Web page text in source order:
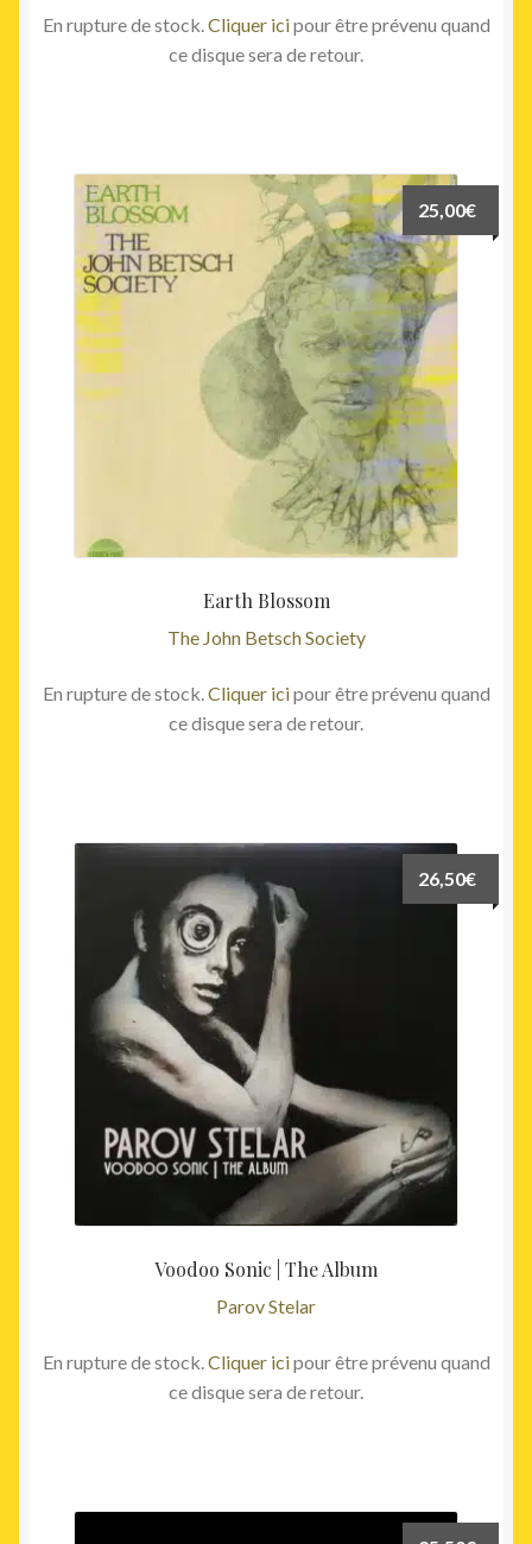
En rupture de stock.Cliquer icipour être prévenu quand
ce disque sera de retour.
Earth Blossom
The John Betsch Society
25,00€
En rupture de stock.Cliquer icipour être prévenu quand
ce disque sera de retour.
Voodoo Sonic | The Album
Parov Stelar
26,50€
En rupture de stock.Cliquer icipour être prévenu quand
ce disque sera de retour.